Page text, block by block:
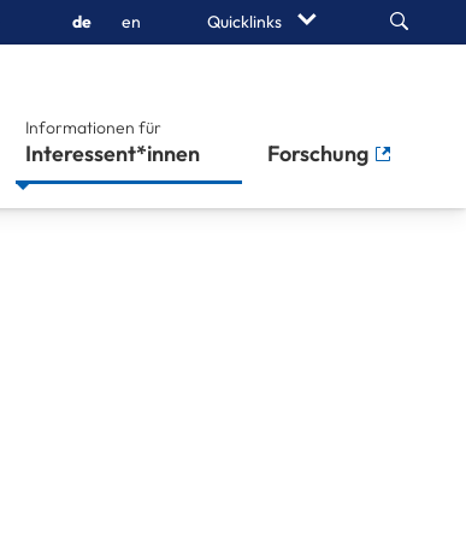
de en Quicklinks Search
Informationen für
Interessent*innen Forschung